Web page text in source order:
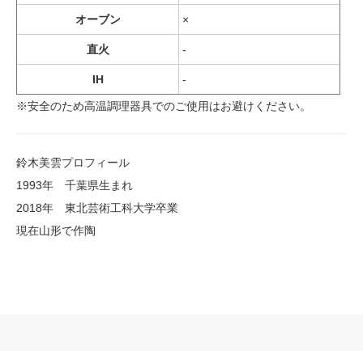
オーブン ×
直火 -
IH -
※安全のため高温調理器具でのご使用はお避けください。
鈴木美雲プロフィール
1993年 千葉県生まれ
2018年 東北芸術工科大学卒業
現在山形で作陶